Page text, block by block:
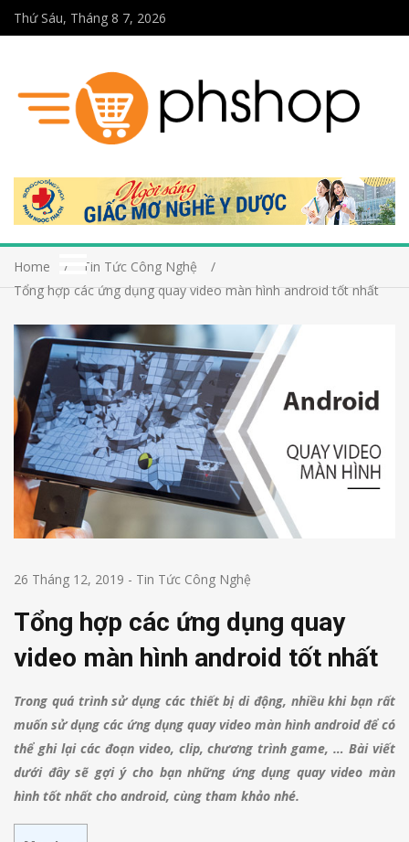
Thứ Sáu, Tháng 8 7, 2026
Home
Tin Tức Công Nghệ
Tổng hợp các ứng dụng quay video màn hình android tốt nhất
26 Tháng 12, 2019 - Tin Tức Công Nghệ
Tổng hợp các ứng dụng quay
video màn hình android tốt nhất
Trong quá trình sử dụng các thiết bị di động, nhiều khi bạn rất
muốn sử dụng các ứng dụng quay video màn hình android để có
thể ghi lại các đoạn video, clip, chương trình game, … Bài viết
dưới đây sẽ gợi ý cho bạn những ứng dụng quay video màn
hình tốt nhất cho android, cùng tham khảo nhé.